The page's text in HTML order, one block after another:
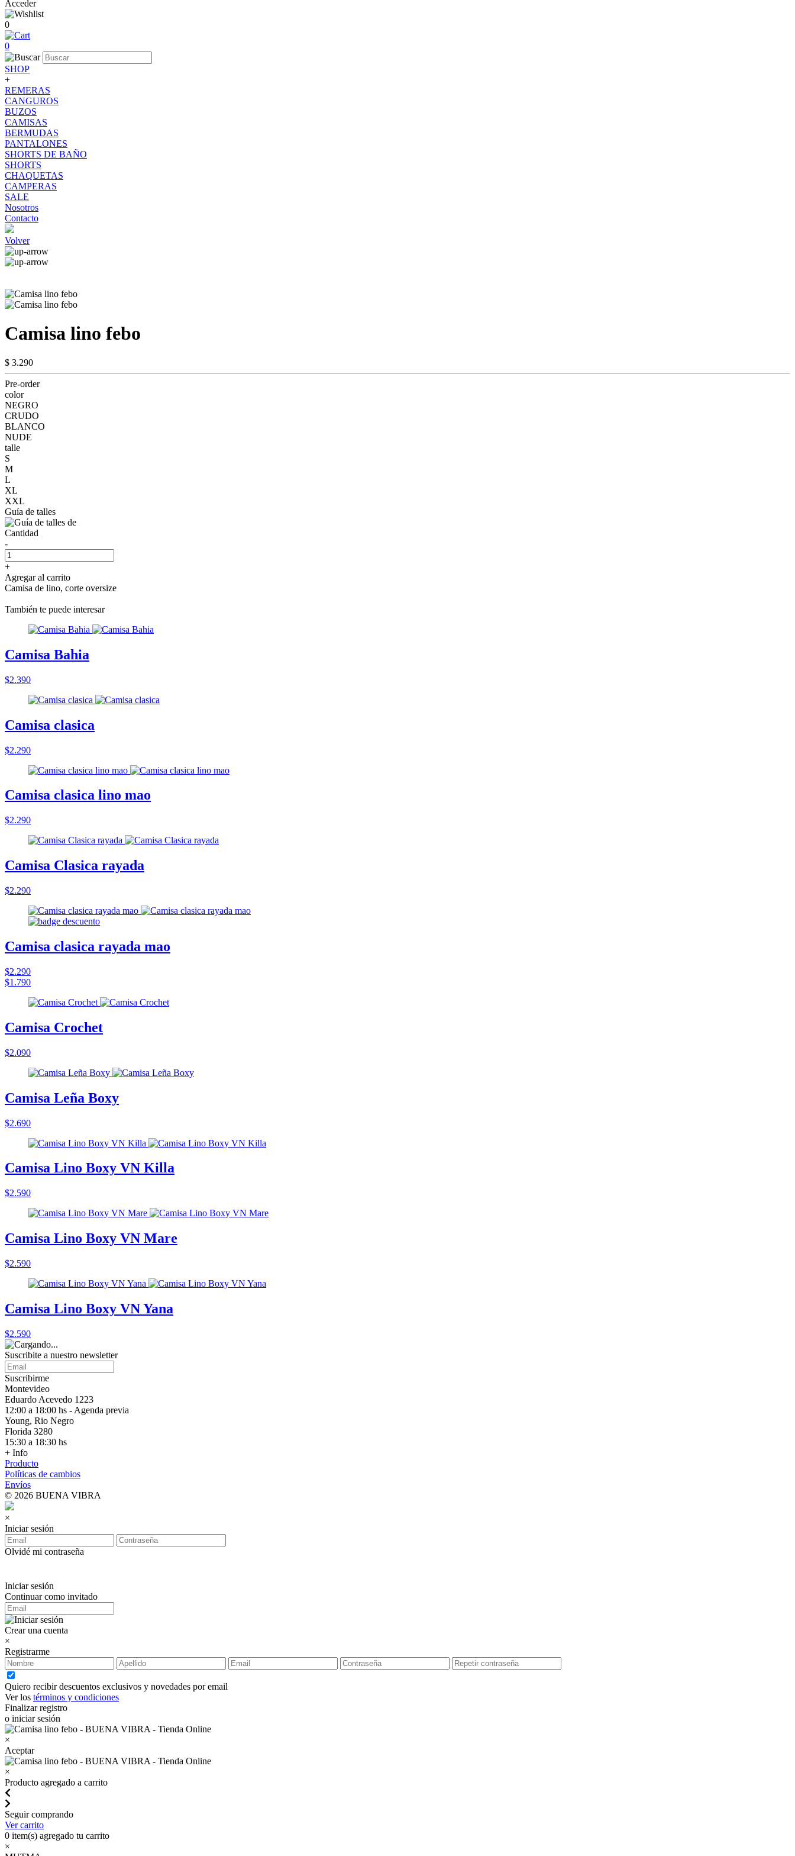
Acceder
0
0
SHOP
+
REMERAS
CANGUROS
BUZOS
CAMISAS
BERMUDAS
PANTALONES
SHORTS DE BAÑO
SHORTS
CHAQUETAS
CAMPERAS
SALE
Nosotros
Contacto
Volver
Camisa lino febo
$ 3.290
Pre-order
color
NEGRO
CRUDO
BLANCO
NUDE
talle
S
M
L
XL
XXL
Guía de talles
Cantidad
-
+
Agregar al carrito
Camisa de lino, corte oversize
También te puede interesar
Camisa Bahia
$2.390
Camisa clasica
$2.290
Camisa clasica lino mao
$2.290
Camisa Clasica rayada
$2.290
Camisa clasica rayada mao
$2.290
$1.790
Camisa Crochet
$2.090
Camisa Leña Boxy
$2.690
Camisa Lino Boxy VN Killa
$2.590
Camisa Lino Boxy VN Mare
$2.590
Camisa Lino Boxy VN Yana
$2.590
Suscribite a nuestro newsletter
Suscribirme
Montevideo
Eduardo Acevedo 1223
12:00 a 18:00 hs - Agenda previa
Young, Rio Negro
Florida 3280
15:30 a 18:30 hs
+ Info
Producto
Políticas de cambios
Envíos
© 2026 BUENA VIBRA
×
Iniciar sesión
Olvidé mi contraseña
Iniciar sesión
Continuar como invitado
Crear una cuenta
×
Registrarme
Quiero recibir descuentos exclusivos y novedades por email
Ver los términos y condiciones
Finalizar registro
o iniciar sesión
×
Aceptar
×
Producto agregado a carrito
Seguir comprando
Ver carrito
0 item(s) agregado tu carrito
×